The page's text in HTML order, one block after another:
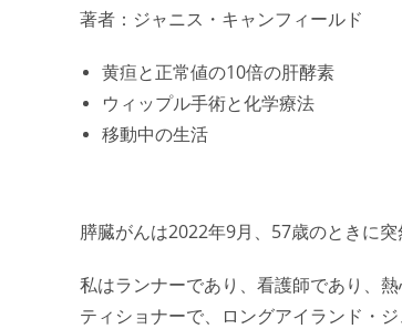
著者：ジャニス・キャンフィールド
黄疸と正常値の10倍の肝酵素
ウィップル手術と化学療法
移動中の生活
膵臓がんは2022年9月、57歳のときに突
私はランナーであり、看護師であり、
ティショナーで、ロングアイランド・